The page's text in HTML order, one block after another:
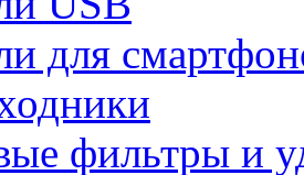
для
фильтры и